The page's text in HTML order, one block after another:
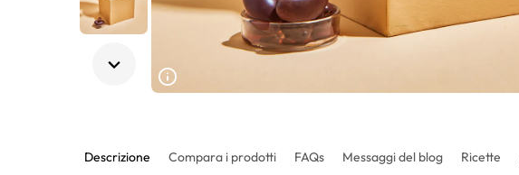
Descrizione Compara i prodotti FAQs Messaggi del blog Ricette